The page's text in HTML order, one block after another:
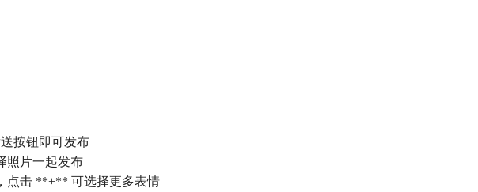
按钮即可发布
照片一起发布
点击 **+** 可选择更多表情